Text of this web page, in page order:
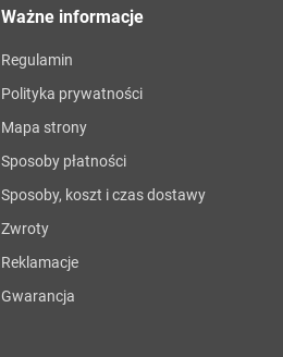
Ważne informacje
Regulamin
Polityka prywatności
Mapa strony
Sposoby płatności
Sposoby, koszt i czas dostawy
Zwroty
Reklamacje
Gwarancja